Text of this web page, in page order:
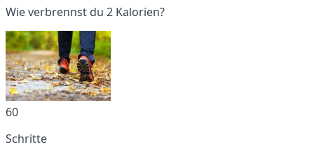
Wie verbrennst du 2 Kalorien?
60
Schritte